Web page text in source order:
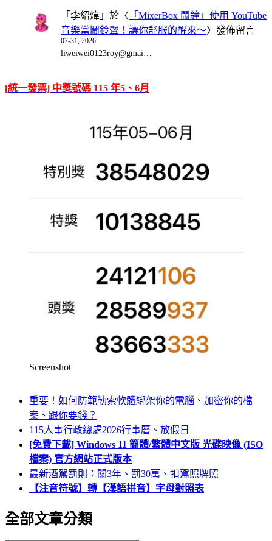
「 李紹煒 」於〈 「MixerBox 鬧鐘」使用 YouTube
音樂當鬧鈴聲！讓你舒服的醒來～〉發佈留言
07-31, 2026
liweiwei0123roy@gmai…
[統一發票] 中獎號碼 115 年5、6月
Screenshot
重要！如何防範勒索軟體綁架你的電腦、加密你的檔
案、跟你要錢？
115人事行政總處2026行事曆、放假日
[免費下載] Windows 11 簡體/繁體中文版 光碟映像 (ISO
檔案) 官方網站正式版本
最新酒駕罰則：關3年、罰30萬、扣駕照牌照
【注音符號】轉【漢語拼音】字母對照表
全部文章分類